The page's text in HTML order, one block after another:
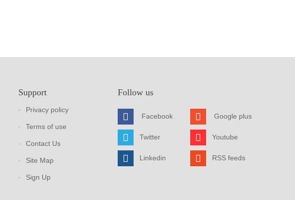
Support
Privacy policy
Terms of use
Contact Us
Site Map
Sign Up
Follow us
Facebook
Twitter
Linkedin
Google plus
Youtube
RSS feeds